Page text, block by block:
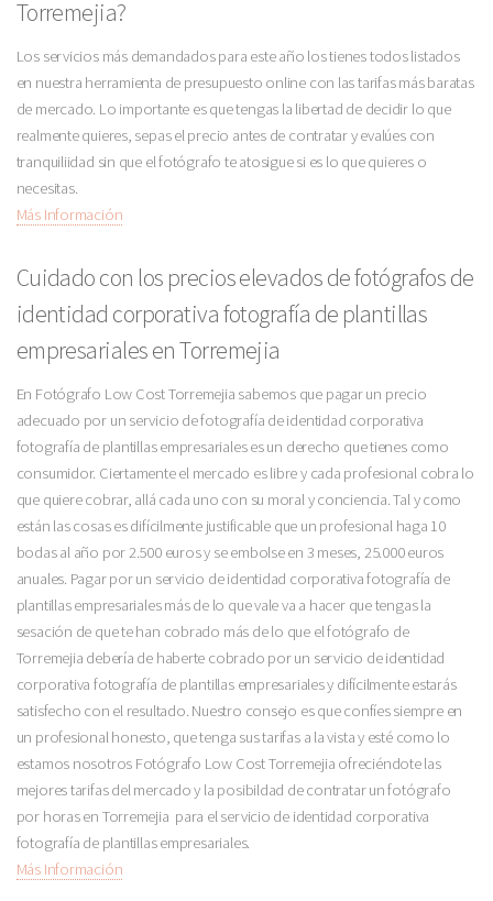
Torremejia?
Los servicios más demandados para este año los tienes todos listados
en nuestra herramienta de presupuesto online con las tarifas más baratas
de mercado. Lo importante es que tengas la libertad de decidir lo que
realmente quieres, sepas el precio antes de contratar y evalúes con
tranquiliidad sin que el fotógrafo te atosigue si es lo que quieres o
necesitas.
Más Información
Cuidado con los precios elevados de fotógrafos de
identidad corporativa fotografía de plantillas
empresariales en Torremejia
En Fotógrafo Low Cost Torremejia sabemos que pagar un precio
adecuado por un servicio de fotografía de identidad corporativa
fotografía de plantillas empresariales es un derecho que tienes como
consumidor. Ciertamente el mercado es libre y cada profesional cobra lo
que quiere cobrar, allá cada uno con su moral y conciencia. Tal y como
están las cosas es difícilmente justificable que un profesional haga 10
bodas al año por 2.500 euros y se embolse en 3 meses, 25.000 euros
anuales. Pagar por un servicio de identidad corporativa fotografía de
plantillas empresariales más de lo que vale va a hacer que tengas la
sesación de que te han cobrado más de lo que el fotógrafo de
Torremejia debería de haberte cobrado por un servicio de identidad
corporativa fotografía de plantillas empresariales y difícilmente estarás
satisfecho con el resultado. Nuestro consejo es que confíes siempre en
un profesional honesto, que tenga sus tarifas a la vista y esté como lo
estamos nosotros Fotógrafo Low Cost Torremejia ofreciéndote las
mejores tarifas del mercado y la posibildad de contratar un fotógrafo
por horas en Torremejia para el servicio de identidad corporativa
fotografía de plantillas empresariales.
Más Información